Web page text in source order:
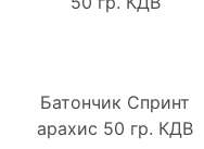
Батончик Спринт
арахис 50 гр. КДВ